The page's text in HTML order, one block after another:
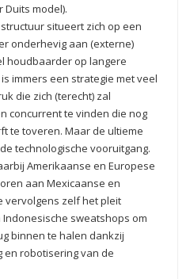
model).
situeert zich op een
onderhevig aan (externe)
houdbaarder op langere
immers een strategie met veel
die zich (terecht) zal
concurrent te vinden die nog
te toveren. Maar de ultieme
technologische vooruitgang.
Amerikaanse en Europese
aan Mexicaanse en
vervolgens zelf het pleit
sweatshops om
binnen te halen dankzij
robotisering van de